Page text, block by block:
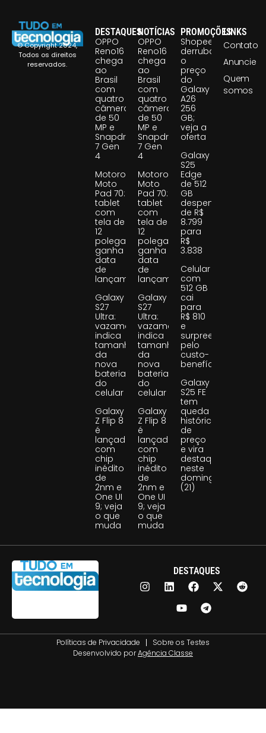
© Copyright 2024,
Todos os direitos
reservados.
DESTAQUES
OPPO
Reno16
chega
ao
Brasil
com
quatro
câmeras
de 50
MP e
Snapdragon
7 Gen
4
Motorola
Moto
Pad 70:
tablet
com
tela de
12
polegadas
ganha
data
de
lançamento
Galaxy
S27
Ultra:
vazamento
indica
tamanho
da
nova
bateria
do
celular
Galaxy
Z Flip 8
é
lançado
com
chip
inédito
de
2nm e
One UI
9; veja
o que
muda
NOTÍCIAS
OPPO
Reno16
chega
ao
Brasil
com
quatro
câmeras
de 50
MP e
Snapdragon
7 Gen
4
Motorola
Moto
Pad 70:
tablet
com
tela de
12
polegadas
ganha
data
de
lançamento
Galaxy
S27
Ultra:
vazamento
indica
tamanho
da
nova
bateria
do
celular
Galaxy
Z Flip 8
é
lançado
com
chip
inédito
de
2nm e
One UI
9; veja
o que
muda
PROMOÇÕES
Shopee
derruba
o
preço
do
Galaxy
A26
256
GB;
veja a
oferta
Galaxy
S25
Edge
de 512
GB
despenca
de R$
8.799
para
R$
3.838
Celular
com
512 GB
cai
para
R$ 810
e
surpreende
pelo
custo-
benefício
Galaxy
S25 FE
tem
queda
histórica
de
preço
e vira
destaque
neste
domingo
(21)
LINKS
Contato
Anuncie
Quem
somos
DESTAQUES
Políticas de Privacidade
Sobre os Testes
Desenvolvido porAgência Classe